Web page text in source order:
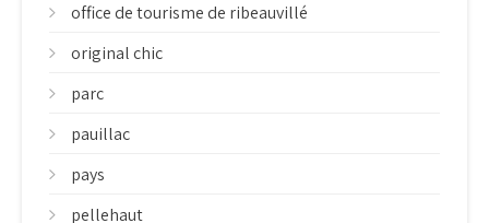
office de tourisme de ribeauvillé
original chic
parc
pauillac
pays
pellehaut